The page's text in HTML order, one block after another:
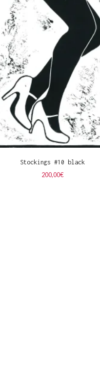
Stockings #10 black
200,00€